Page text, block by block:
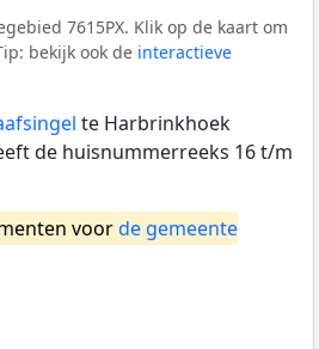
7615PX. Klik op de kaart om
bekijk ook de interactieve
te Harbrinkhoek
de huisnummerreeks 16 t/m
voorde gemeente